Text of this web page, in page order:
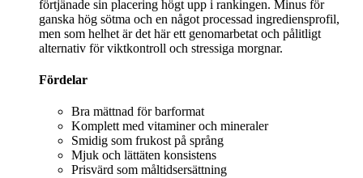
förtjänade sin placering högt upp i rankingen. Minus för
ganska hög sötma och en något processad ingrediensprofil,
men som helhet är det här ett genomarbetat och pålitligt
alternativ för viktkontroll och stressiga morgnar.
Fördelar
Bra mättnad för barformat
Komplett med vitaminer och mineraler
Smidig som frukost på språng
Mjuk och lättäten konsistens
Prisvärd som måltidsersättning